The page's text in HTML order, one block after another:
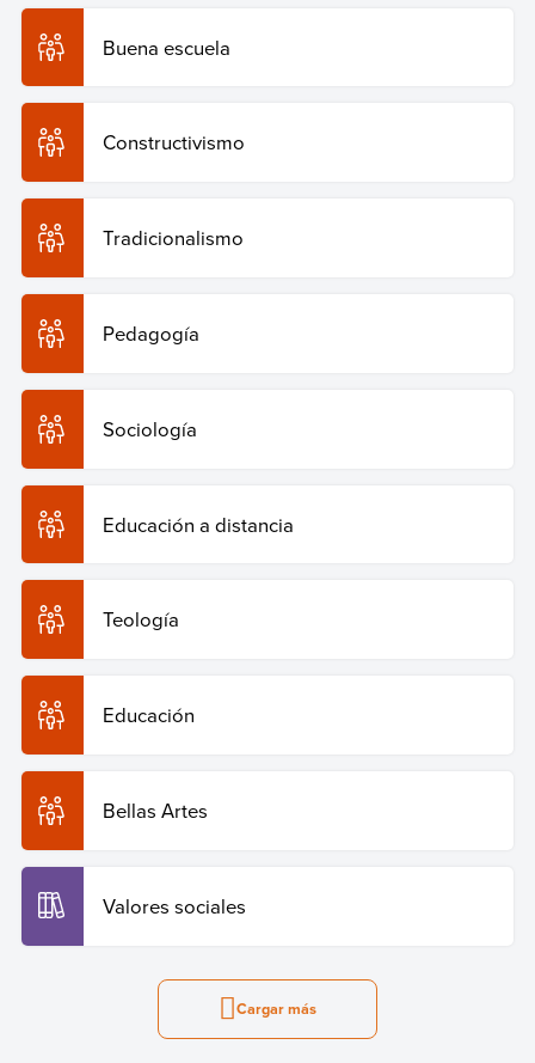
Buena escuela
Constructivismo
Tradicionalismo
Pedagogía
Sociología
Educación a distancia
Teología
Educación
Bellas Artes
Valores sociales
Cargar más